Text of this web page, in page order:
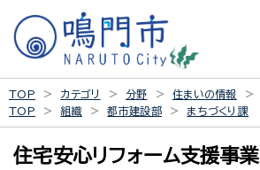
TOP カテゴリ 分野 住まいの情報
TOP
組織 都市建設部 まちづくり課
住宅安心リフォーム支援事業